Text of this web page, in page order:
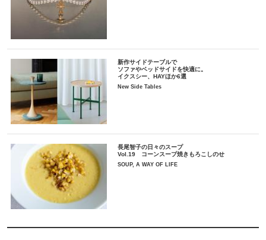
新作サイドテーブルで
ソファやベッドサイドを快適に。
イクスシー、HAYほか6選
New Side Tables
長尾智子の日々のスープ
Vol.19 コーンスープ焼きもろこしのせ
SOUP, A WAY OF LIFE